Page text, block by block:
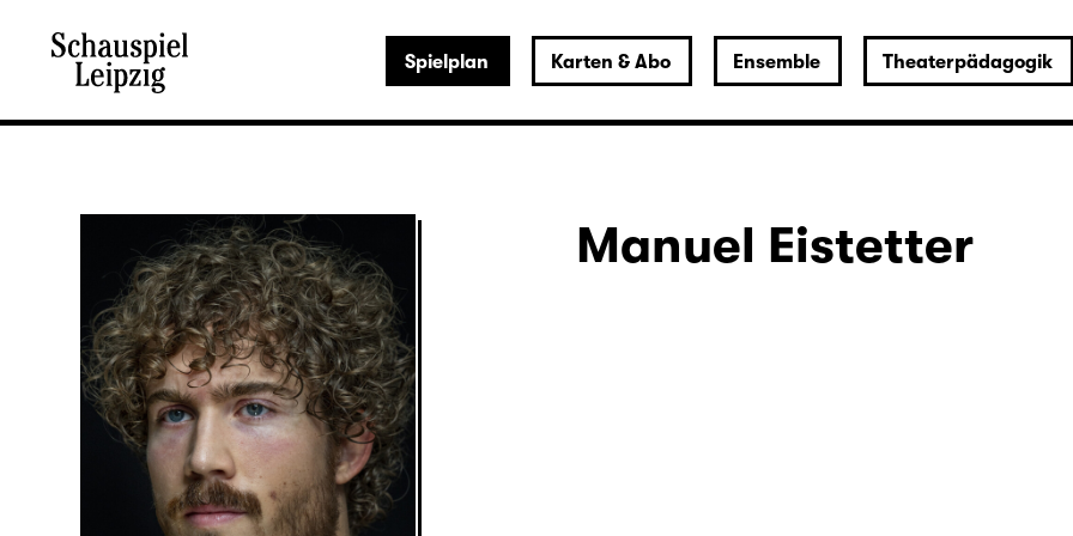
Spielplan Karten & Abo Ensemble Theaterpädagogik
Manuel Eistetter